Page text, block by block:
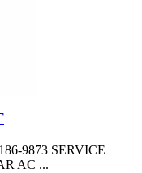
9873 SERVICE
AC ...